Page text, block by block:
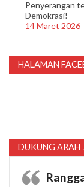
Penyerangan
Demokrasi!
14 Maret 2026
HALAMAN
DUKUNG ARAH